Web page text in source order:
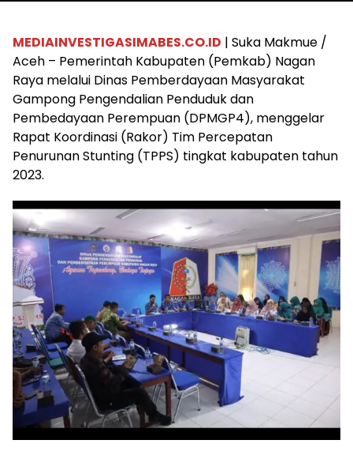
MEDIAINVESTIGASIMABES.CO.ID | Suka Makmue /
Aceh – Pemerintah Kabupaten (Pemkab) Nagan
Raya melalui Dinas Pemberdayaan Masyarakat
Gampong Pengendalian Penduduk dan
Pembedayaan Perempuan (DPMGP4), menggelar
Rapat Koordinasi (Rakor) Tim Percepatan
Penurunan Stunting (TPPS) tingkat kabupaten tahun
2023.